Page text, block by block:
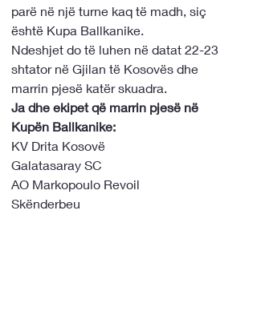
parë në një turne kaq të madh, siç
është Kupa Ballkanike.
Ndeshjet do të luhen në datat 22-23
shtator në Gjilan të Kosovës dhe
marrin pjesë katër skuadra.
Ja dhe ekipet që marrin pjesë në
Kupën Ballkanike:
KV Drita Kosovë
Galatasaray SC
AO Markopoulo Revoil
Skënderbeu